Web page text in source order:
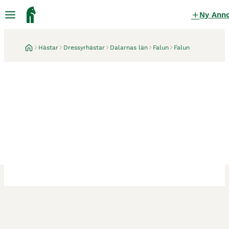
Ny
Hästar Dressyrhästar Dalarnas län Falun Falun